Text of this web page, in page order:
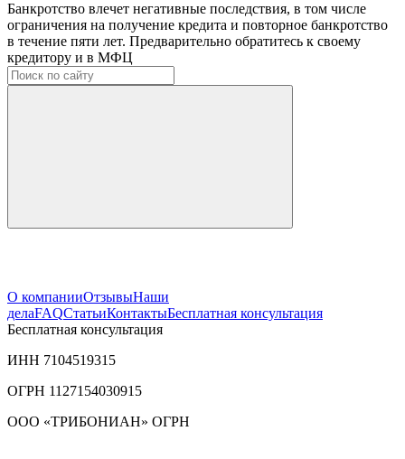
Банкротство влечет негативные последствия, в том числе
ограничения на получение кредита и повторное банкротство
в течение пяти лет. Предварительно обратитесь к своему
кредитору и в МФЦ
О компанииОтзывыНаши
делаFAQСтатьиКонтактыБесплатная консультация
Бесплатная консультация
ИНН 7104519315
ОГРН 1127154030915
ООО «ТРИБОНИАН» ОГРН